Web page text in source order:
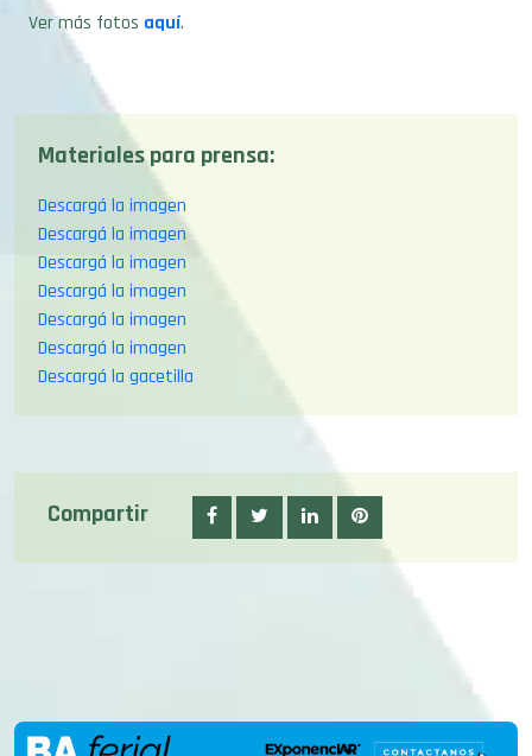
Materiales para prensa:
Descargá la imagen
Descargá la imagen
Descargá la imagen
Descargá la imagen
Descargá la imagen
Descargá la imagen
Descargá la gacetilla